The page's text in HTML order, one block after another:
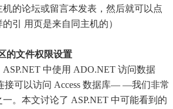
的论坛或留言本发表，然后就可以点
引 用页是来自同主机的）
的文件权限设置
中使用 ADO.NET 访问数据
接可以访问 Access 数据库— —我们非常
。本文讨论了 ASP.NET 中可能看到的